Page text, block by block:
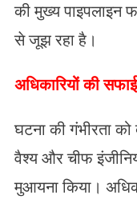
की मुख्य पाइपलाइन
से जूझ रहा है।
अधिकारियों की सफाई
घटना की गंभीरता
वैश्य और चीफ
मुआयना किया।